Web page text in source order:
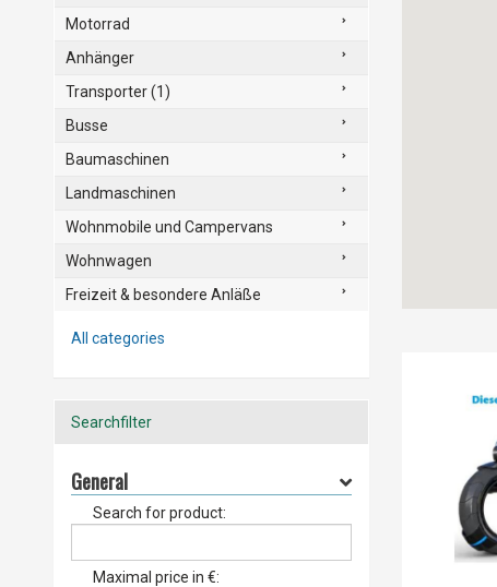
Motorrad
Anhänger
Transporter (1)
Busse
Baumaschinen
Landmaschinen
Wohnmobile und Campervans
Wohnwagen
Freizeit & besondere Anläße
All categories
Searchfilter
General
Search for product:
Maximal price in €: